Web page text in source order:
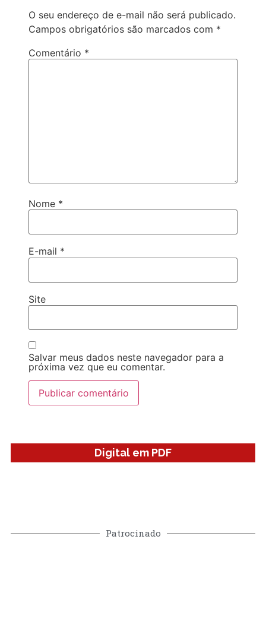
O seu endereço de e-mail não será publicado.
Campos obrigatórios são marcados com *
Comentário *
Nome *
E-mail *
Site
Salvar meus dados neste navegador para a
próxima vez que eu comentar.
Digital em PDF
Patrocinado